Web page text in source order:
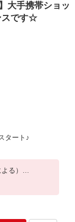
大手携帯ショッ
スです☆
タート♪
る）